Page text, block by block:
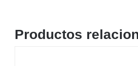
Productos